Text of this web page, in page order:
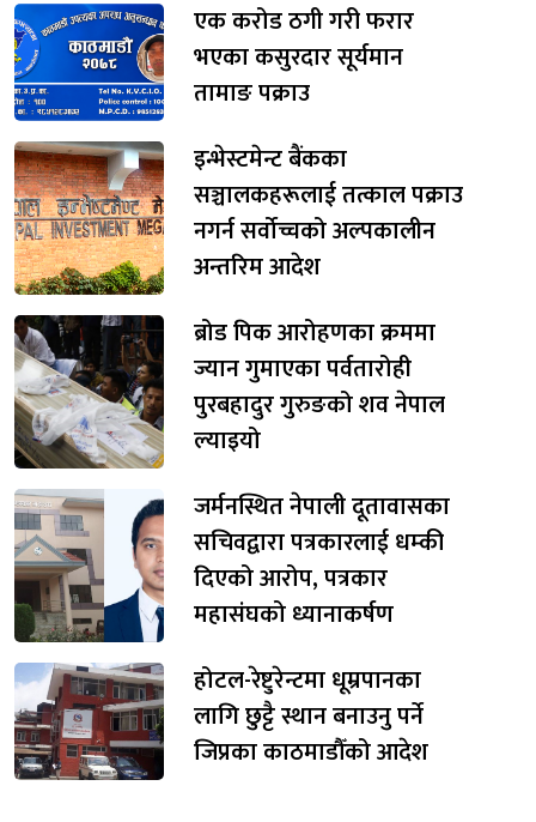
एक करोड ठगी गरी फरार
भएका कसुरदार सूर्यमान
तामाङ पक्राउ
इन्भेस्टमेन्ट बैंकका
सञ्चालकहरूलाई तत्काल पक्राउ
नगर्न सर्वोच्चको अल्पकालीन
अन्तरिम आदेश
ब्रोड पिक आरोहणका क्रममा
ज्यान गुमाएका पर्वतारोही
पुरबहादुर गुरुङको शव नेपाल
ल्याइयो
जर्मनस्थित नेपाली दूतावासका
सचिवद्वारा पत्रकारलाई धम्की
दिएको आरोप, पत्रकार
महासंघको ध्यानाकर्षण
होटल-रेष्टुरेन्टमा धूम्रपानका
लागि छुट्टै स्थान बनाउनु पर्ने
जिप्रका काठमाडौँको आदेश